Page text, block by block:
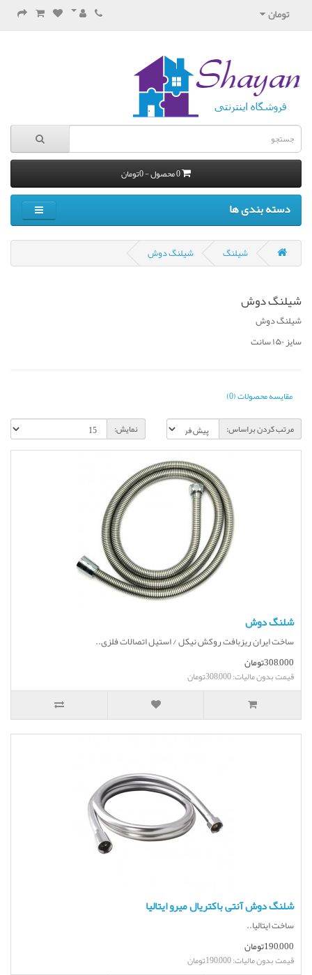
تومان
0 محصول - 0تومان
دسته بندی ها
شیلنگ شیلنگ دوش
شیلنگ دوش
شیلنگ دوش
سایز ۱۵۰ سانت
مقایسه محصولات (0)
مرتب کردن براساس:
نمایش:
شلنگ دوش
ساخت ایران ریزبافت روکش نیکل / استیل اتصالات فلزی..
308,000تومان
قیمت بدون مالیات: 308,000تومان
شلنگ دوش آنتی باکتریال میرو ایتالیا
ساخت ایتالیا..
190,000تومان
قیمت بدون مالیات: 190,000تومان